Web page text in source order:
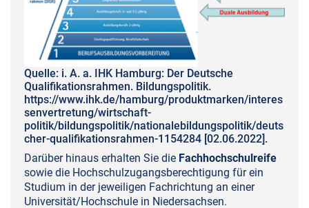
Quelle: i. A. a. IHK Hamburg: Der Deutsche
Qualifikationsrahmen. Bildungspolitik.
https://www.ihk.de/hamburg/produktmarken/interes
senvertretung/wirtschaft-
politik/bildungspolitik/nationalebildungspolitik/deuts
cher-qualifikationsrahmen-1154284 [02.06.2022].
Darüber hinaus erhalten Sie die Fachhochschulreife
sowie die Hochschulzugangsberechtigung für ein
Studium in der jeweiligen Fachrichtung an einer
Universität/Hochschule in Niedersachsen.